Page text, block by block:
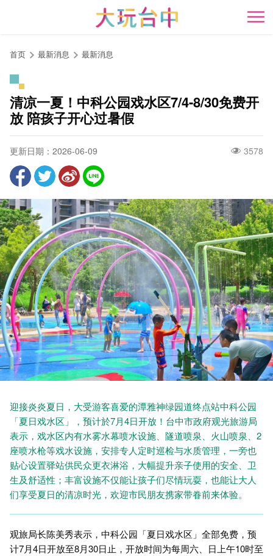
开
首页 最新消息 最新消息
清凉一夏！中科公园戏水区7/4-8/30免费开
放 陪孩子开心过暑假
更新日期：2026-06-09 3578
迎接炎炎夏日，大受游客喜爱的潭雅神绿园道终点站中科公园
「夏日戏水区」，预计於7月4日开放！台中市政府观光旅游局
表示，戏水区内有水雾水幕喷水设施、隧道喷泉、火山喷泉、2
座喷水枪等戏水设施，安排专人定时巡检与水质管理，一旁也
贴心设置驿站供民众更衣淋浴，大幅提升亲子使用的安全、卫
生及舒适性；丰富设施不仅能让孩子们尽情玩耍，也能让大人
们享受夏日的清凉时光，欢迎市民朋友携家带眷前来体验。
观旅局长陈美秀表示，中科公园「夏日戏水区」全部免费，预
计7月4日开放至8月30日止，开放时间为每周六、日上午10时至